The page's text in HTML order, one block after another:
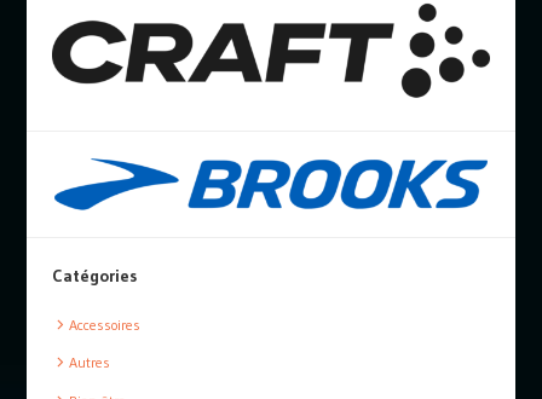
Catégories
Accessoires
Autres